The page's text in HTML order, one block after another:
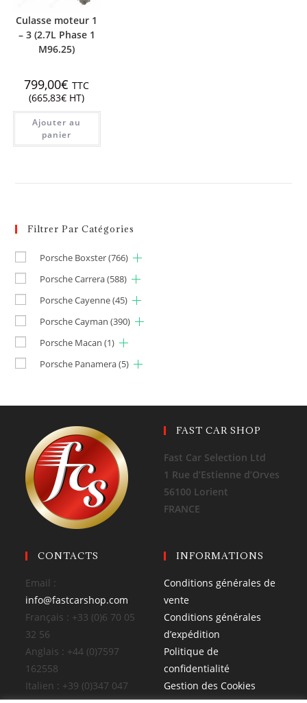
Culasse moteur 1
– 3 (2.7L Phase 1
M96.25)
799,00€ TTC
(665,83€ HT)
Ajouter au
panier
Filtrer Par Catégories
Porsche Boxster(766)
Porsche Carrera(588)
Porsche Cayenne(45)
Porsche Cayman (390)
Porsche Macan (1)
Porsche Panamera(5)
FAST CAR SHOP
Fast Car Selection Ltd
1 Rue d’Estienne d’Orves
56100 Lorient
FRANCE
CONTACTS
Email :
info@fastcarshop.com
Français : +33 (0)6 70 05
32 56
Anglais : +44 (0)7597
162558
Italien : +39 (0)347 047
INFORMATIONS
Conditions générales de
vente
Conditions générales
d’expédition
Politique de
confidentialité
Gestion des Cookies